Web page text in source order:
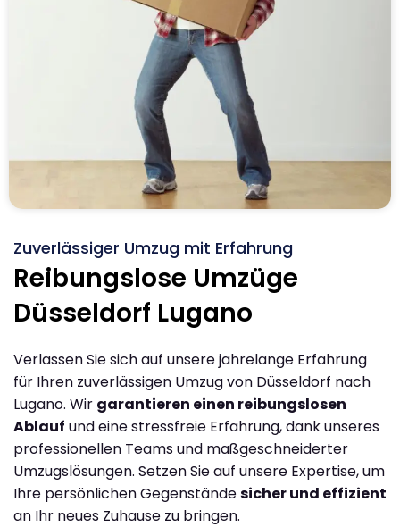
Zuverlässiger Umzug mit Erfahrung
Reibungslose Umzüge
Düsseldorf Lugano
Verlassen Sie sich auf unsere jahrelange Erfahrung
für Ihren zuverlässigen Umzug von Düsseldorf nach
Lugano. Wir garantieren einen reibungslosen
Ablauf und eine stressfreie Erfahrung, dank unseres
professionellen Teams und maßgeschneiderter
Umzugslösungen. Setzen Sie auf unsere Expertise, um
Ihre persönlichen Gegenständesicher und effizient
an Ihr neues Zuhause zu bringen.